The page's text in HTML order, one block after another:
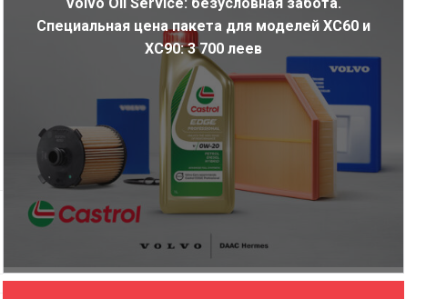
Специальная цена пакета для моделей XC60 и
XC90: 3 700 леев